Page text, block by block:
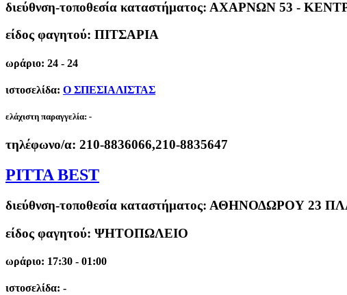
διεύθνση-τοποθεσία καταστήματος: ΑΧΑΡΝΩΝ 53 -
είδος φαγητού: ΠΙΤΣΑΡΙΑ
ωράριο: 24 - 24
ιστοσελίδα: Ο ΣΠΕΣΙΑΛΙΣΤΑΣ
ελάχιστη παραγγελία: -
τηλέφωνο/α: 210-8836066,210-8835647
PITTA BEST
διεύθνση-τοποθεσία καταστήματος: ΑΘΗΝΟΔΩΡΟΥ 23
είδος φαγητού: ΨΗΤΟΠΩΛΕΙΟ
ωράριο: 17:30 - 01:00
ιστοσελίδα: -